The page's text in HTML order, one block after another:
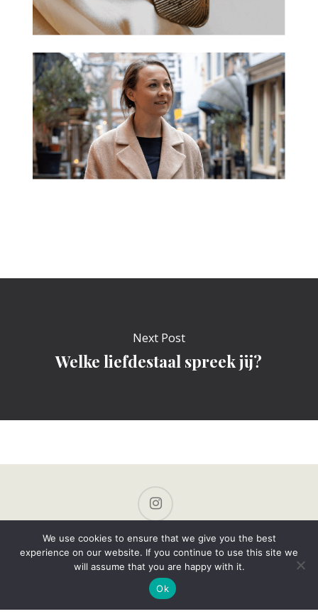
Next Post
Welke liefdestaal spreek jij?
Linda Hauer | Seksuoloog & EFT-Relatietherapeut |
Buurkerkhof 5, 3511 KC Utrecht | contact@lindahauer.nl |
www.LindaHauer.nl | Werkdagen: ma, di, woe, vrij.
We use cookies to ensure that we give you the best
experience on our website. If you continue to use this site we
will assume that you are happy with it.
Ok